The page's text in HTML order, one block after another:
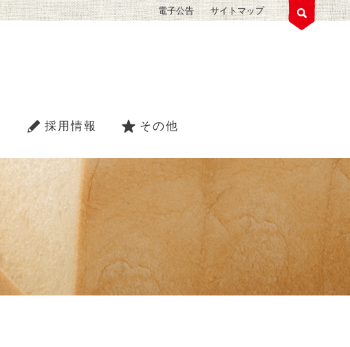
採用情報 その他
電子公告 サイトマップ